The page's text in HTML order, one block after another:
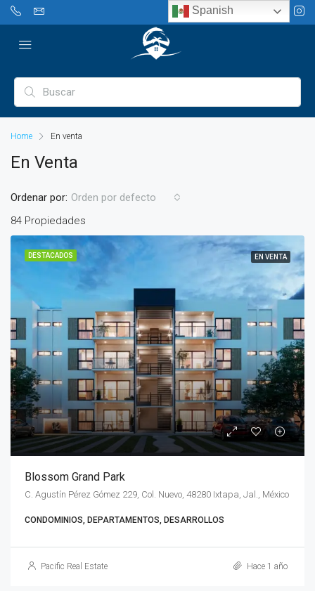
Home En venta
En Venta
84 Propiedades
Ordenar por: Orden por defecto
DESTACADOS EN VENTA
Blossom Grand Park
C. Agustín Pérez Gómez 229, Col. Nuevo, 48280 Ixtapa, Jal., México
CONDOMINIOS, DEPARTAMENTOS, DESARROLLOS
Pacific Real Estate Hace 1 año
Spanish